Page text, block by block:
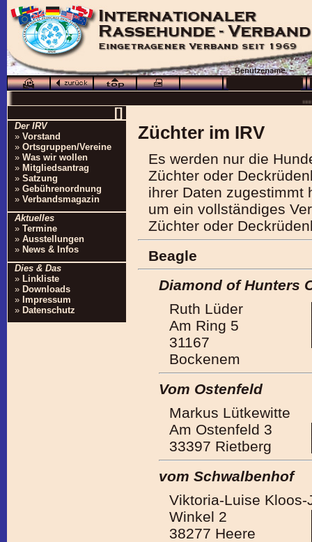
[]
Der IRV
» Vorstand
» Ortsgruppen/Vereine
» Was wir wollen
» Mitgliedsantrag
» Satzung
» Gebührenordnung
» Verbandsmagazin
Aktuelles
» Termine
» Ausstellungen
» News & Infos
Dies & Das
» Linkliste
» Downloads
» Impressum
» Datenschutz
Züchter im IRV
Es werden nur die
Züchter oder
ihrer Daten zugestimmt
um ein vollständiges
Züchter oder
Beagle
Diamond of Hunters
Ruth Lüder
Am Ring 5
31167
Bockenem
Vom Ostenfeld
Markus Lütkewitte
Am Ostenfeld 3
33397 Rietberg
vom Schwalbenhof
Viktoria-Luise Kloos-
Winkel 2
38277 Heere
···
··· Die
··· Besuchen Sie